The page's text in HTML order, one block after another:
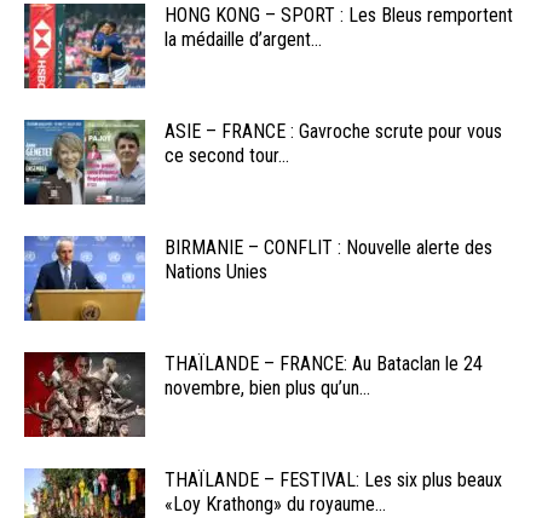
HONG KONG – SPORT : Les Bleus remportent
la médaille d’argent...
ASIE – FRANCE : Gavroche scrute pour vous
ce second tour...
BIRMANIE – CONFLIT : Nouvelle alerte des
Nations Unies
THAÏLANDE – FRANCE: Au Bataclan le 24
novembre, bien plus qu’un...
THAÏLANDE – FESTIVAL: Les six plus beaux
«Loy Krathong» du royaume...